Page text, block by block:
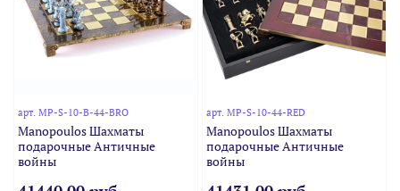
арт.MP-S-10-B-44-BRO
Manopoulos Шахматы
подарочные Античные
войны
арт. MP-S-10-44-RED
Manopoulos Шахматы
подарочные Античные
войны